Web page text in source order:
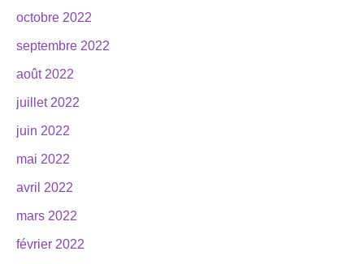
octobre 2022
septembre 2022
août 2022
juillet 2022
juin 2022
mai 2022
avril 2022
mars 2022
février 2022